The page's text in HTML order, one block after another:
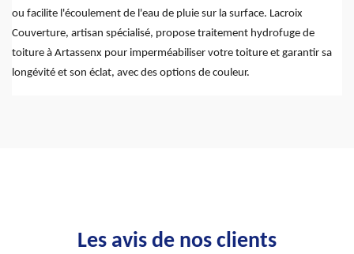
ou facilite l'écoulement de l'eau de pluie sur la surface. Lacroix
Couverture, artisan spécialisé, propose traitement hydrofuge de
toiture à Artassenx pour imperméabiliser votre toiture et garantir sa
longévité et son éclat, avec des options de couleur.
Les avis de nos clients